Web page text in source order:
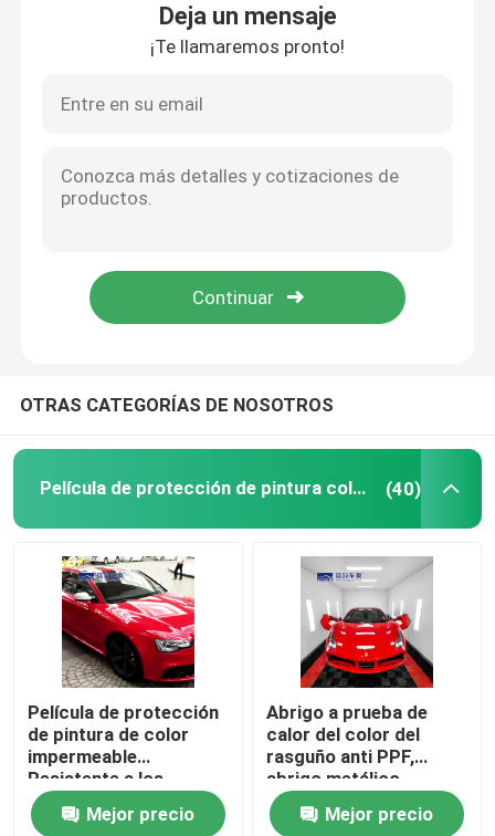
Película de la protección de la pintura de TPU
Tinte de las ventanillas del coche
Película de vinilo PET
Libro de la muestra del abrigo del coche
Herramienta de envoltura de coche
Productos de mantenimiento de automóviles
Deja un mensaje
¡Te llamaremos pronto!
OTRAS CATEGORÍAS DE NOSOTROS
Película de protección de pintura coloreada (40)
Película de protección
de pintura de color
impermeable
Resistente a los
arañazos Práctico
Mejor precio
Abrigo a prueba de
calor del color del
rasguño anti PPF,
abrigo metálico
brillante del vinilo del
rojo del vampiro
Mejor precio